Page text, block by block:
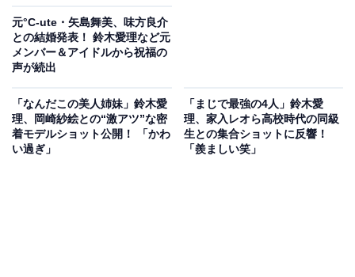
元°C-ute・矢島舞美、味方良介
との結婚発表！ 鈴木愛理など元
メンバー＆アイドルから祝福の
声が続出
「なんだこの美人姉妹」鈴木愛
理、岡崎紗絵との“激アツ”な密
着モデルショット公開！ 「かわ
い過ぎ」
「まじで最強の4人」鈴木愛
理、家入レオら高校時代の同級
生との集合ショットに反響！
「羨ましい笑」